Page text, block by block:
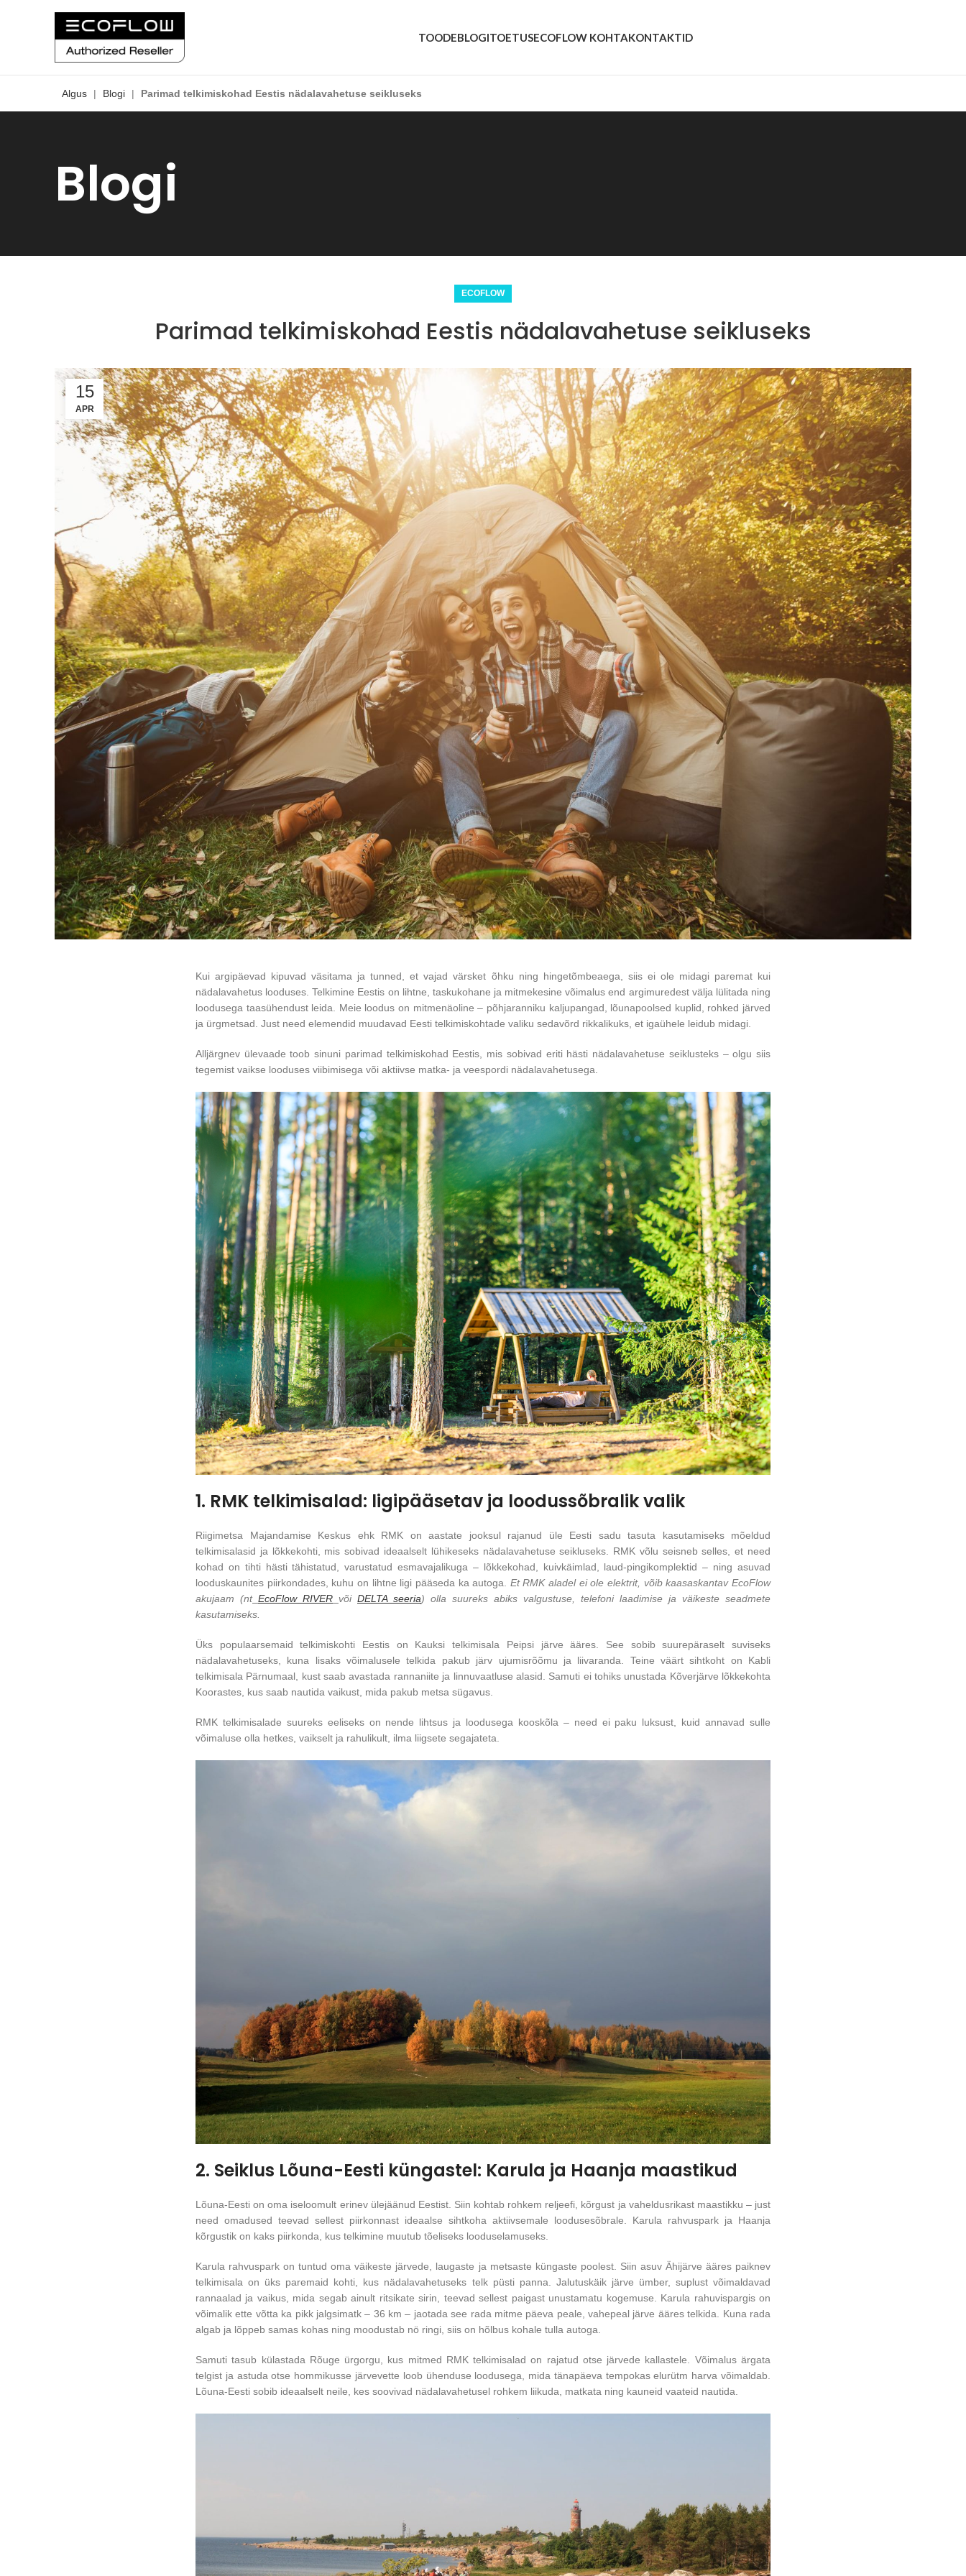
TOODEBLOGITOETUSECOFLOW KOHTAKONTAKTID
Algus | Blogi | Parimad telkimiskohad Eestis nädalavahetuse seikluseks
Blogi
ECOFLOW
Parimad telkimiskohad Eestis nädalavahetuse seikluseks
15
APR
Kui argipäevad kipuvad väsitama ja tunned, et vajad värsket õhku ning hingetõmbeaega, siis ei ole midagi paremat kui
nädalavahetus looduses. Telkimine Eestis on lihtne, taskukohane ja mitmekesine võimalus end argimuredest välja lülitada ning
loodusega taasühendust leida. Meie loodus on mitmenäoline – põhjaranniku kaljupangad, lõunapoolsed kuplid, rohked järved
ja ürgmetsad. Just need elemendid muudavad Eesti telkimiskohtade valiku sedavõrd rikkalikuks, et igaühele leidub midagi.
Alljärgnev ülevaade toob sinuni parimad telkimiskohad Eestis, mis sobivad eriti hästi nädalavahetuse seiklusteks – olgu siis
tegemist vaikse looduses viibimisega või aktiivse matka- ja veespordi nädalavahetusega.
1. RMK telkimisalad: ligipääsetav ja loodussõbralik valik
Riigimetsa Majandamise Keskus ehk RMK on aastate jooksul rajanud üle Eesti sadu tasuta kasutamiseks mõeldud
telkimisalasid ja lõkkekohti, mis sobivad ideaalselt lühikeseks nädalavahetuse seikluseks. RMK võlu seisneb selles, et need
kohad on tihti hästi tähistatud, varustatud esmavajalikuga – lõkkekohad, kuivkäimlad, laud-pingikomplektid – ning asuvad
looduskaunites piirkondades, kuhu on lihtne ligi pääseda ka autoga. Et RMK aladel ei ole elektrit, võib kaasaskantav EcoFlow
akujaam (nt EcoFlow RIVER või DELTA seeria) olla suureks abiks valgustuse, telefoni laadimise ja väikeste seadmete
kasutamiseks.
Üks populaarsemaid telkimiskohti Eestis on Kauksi telkimisala Peipsi järve ääres. See sobib suurepäraselt suviseks
nädalavahetuseks, kuna lisaks võimalusele telkida pakub järv ujumisrõõmu ja liivaranda. Teine väärt sihtkoht on Kabli
telkimisala Pärnumaal, kust saab avastada rannaniite ja linnuvaatluse alasid. Samuti ei tohiks unustada Kõverjärve lõkkekohta
Koorastes, kus saab nautida vaikust, mida pakub metsa sügavus.
RMK telkimisalade suureks eeliseks on nende lihtsus ja loodusega kooskõla – need ei paku luksust, kuid annavad sulle
võimaluse olla hetkes, vaikselt ja rahulikult, ilma liigsete segajateta.
2. Seiklus Lõuna-Eesti küngastel: Karula ja Haanja maastikud
Lõuna-Eesti on oma iseloomult erinev ülejäänud Eestist. Siin kohtab rohkem reljeefi, kõrgust ja vaheldusrikast maastikku – just
need omadused teevad sellest piirkonnast ideaalse sihtkoha aktiivsemale loodusesõbrale. Karula rahvuspark ja Haanja
kõrgustik on kaks piirkonda, kus telkimine muutub tõeliseks looduselamuseks.
Karula rahvuspark on tuntud oma väikeste järvede, laugaste ja metsaste küngaste poolest. Siin asuv Ähijärve ääres paiknev
telkimisala on üks paremaid kohti, kus nädalavahetuseks telk püsti panna. Jalutuskäik järve ümber, suplust võimaldavad
rannaalad ja vaikus, mida segab ainult ritsikate sirin, teevad sellest paigast unustamatu kogemuse. Karula rahuvispargis on
võimalik ette võtta ka pikk jalgsimatk – 36 km – jaotada see rada mitme päeva peale, vahepeal järve ääres telkida. Kuna rada
algab ja lõppeb samas kohas ning moodustab nö ringi, siis on hõlbus kohale tulla autoga.
Samuti tasub külastada Rõuge ürgorgu, kus mitmed RMK telkimisalad on rajatud otse järvede kallastele. Võimalus ärgata
telgist ja astuda otse hommikusse järvevette loob ühenduse loodusega, mida tänapäeva tempokas elurütm harva võimaldab.
Lõuna-Eesti sobib ideaalselt neile, kes soovivad nädalavahetusel rohkem liikuda, matkata ning kauneid vaateid nautida.